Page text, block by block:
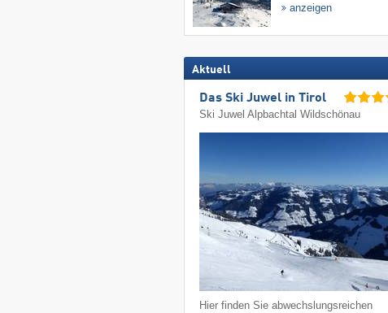
anzeigen
Aktuell
Das Ski Juwel in Tirol
Ski Juwel Alpbachtal Wildschönau
Hier finden Sie abwechslungsreichen